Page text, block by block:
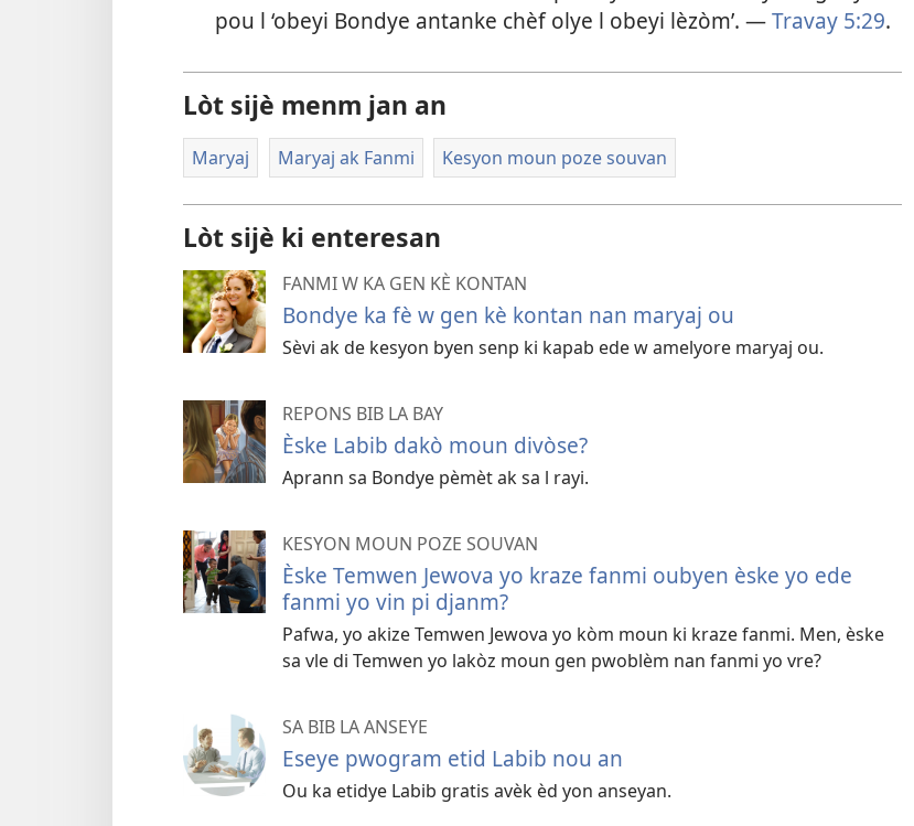
pou l ‘obeyi Bondye antanke chèf olye l obeyi lèzòm’. —Travay 5:29.
Lòt sijè menm jan an
Maryaj Maryaj ak Fanmi Kesyon moun poze souvan
Lòt sijè ki enteresan
FANMI W KA GEN KÈ KONTAN
Bondye ka fè w gen kè kontan nan maryaj ou
Sèvi ak de kesyon byen senp ki kapab ede w amelyore maryaj ou.
REPONS BIB LA BAY
Èske Labib dakò moun divòse?
Aprann sa Bondye pèmèt ak sa l rayi.
KESYON MOUN POZE SOUVAN
Èske Temwen Jewova yo kraze fanmi oubyen èske yo ede
fanmi yo vin pi djanm?
Pafwa, yo akize Temwen Jewova yo kòm moun ki kraze fanmi. Men, èske
sa vle di Temwen yo lakòz moun gen pwoblèm nan fanmi yo vre?
SA BIB LA ANSEYE
Eseye pwogram etid Labib nou an
Ou ka etidye Labib gratis avèk èd yon anseyan.